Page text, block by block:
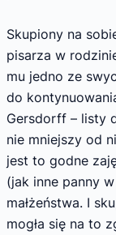
Skupiony na
pisarza w
mu jedno ze
do
Gersdorff – listy
nie mniejszy od
jest to godne
(jak inne panny
małżeństwa. I
mogła się na to